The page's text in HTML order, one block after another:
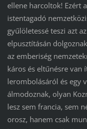
ellene harcoltok! Ezért
istentagadó
gyűlöletessé teszi azt
elpusztításán
az emberiség
káros és eltűnésre van
lerombolásáról és egy
álmodoznak, olyan
lesz sem francia, sem
orosz, hanem csak